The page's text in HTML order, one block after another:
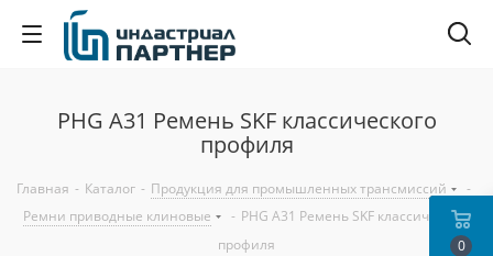
PHG A31 Ремень SKF классического
профиля
Главная - Каталог - Продукция для промышленных трансмиссий
-
Ремни приводные клиновые
- PHG A31 Ремень SKF классического
профиля
0